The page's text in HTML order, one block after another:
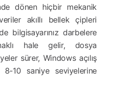
dönen hiçbir mekanik
akıllı bellek çipleri
bilgisayarınız darbelere
hale gelir, dosya
sürer, Windows açılış
10 saniye seviyelerine